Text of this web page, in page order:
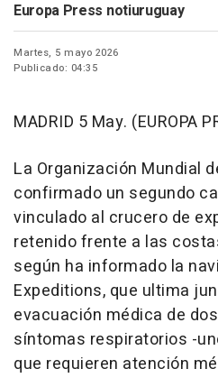
Europa Press notiuruguay
Martes, 5 mayo 2026
Publicado: 04:35
MADRID 5 May. (EUROPA
La Organización Mundial
confirmado un segundo
vinculado al crucero de
retenido frente a las
según ha informado la
Expeditions, que ultima
evacuación médica de
síntomas respiratorios -
que requieren atención